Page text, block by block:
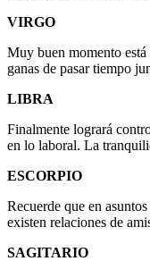
VIRGO
Muy buen momento
ganas de pasar tiempo
LIBRA
Finalmente logrará
en lo laboral. La
ESCORPIO
Recuerde que en
existen relaciones de
SAGITARIO